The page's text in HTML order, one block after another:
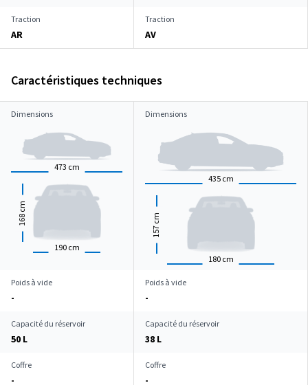
Traction
AR
Traction
AV
Caractéristiques techniques
Dimensions
473 cm
190 cm
168
cm
Dimensions
435 cm
180 cm
157
cm
Poids à vide
-
Poids à vide
-
Capacité du réservoir
50 L
Capacité du réservoir
38 L
Coffre
-
Coffre
-